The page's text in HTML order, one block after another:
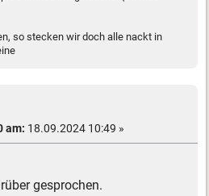
so stecken wir doch alle nackt in
am: 18.09.2024 10:49 »
gesprochen.